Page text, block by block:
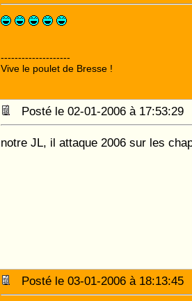
--------------------
Vive le poulet de Bresse !
Posté le 02-01-2006 à
notre JL, il attaque 2006 sur les
Posté le 03-01-2006 à